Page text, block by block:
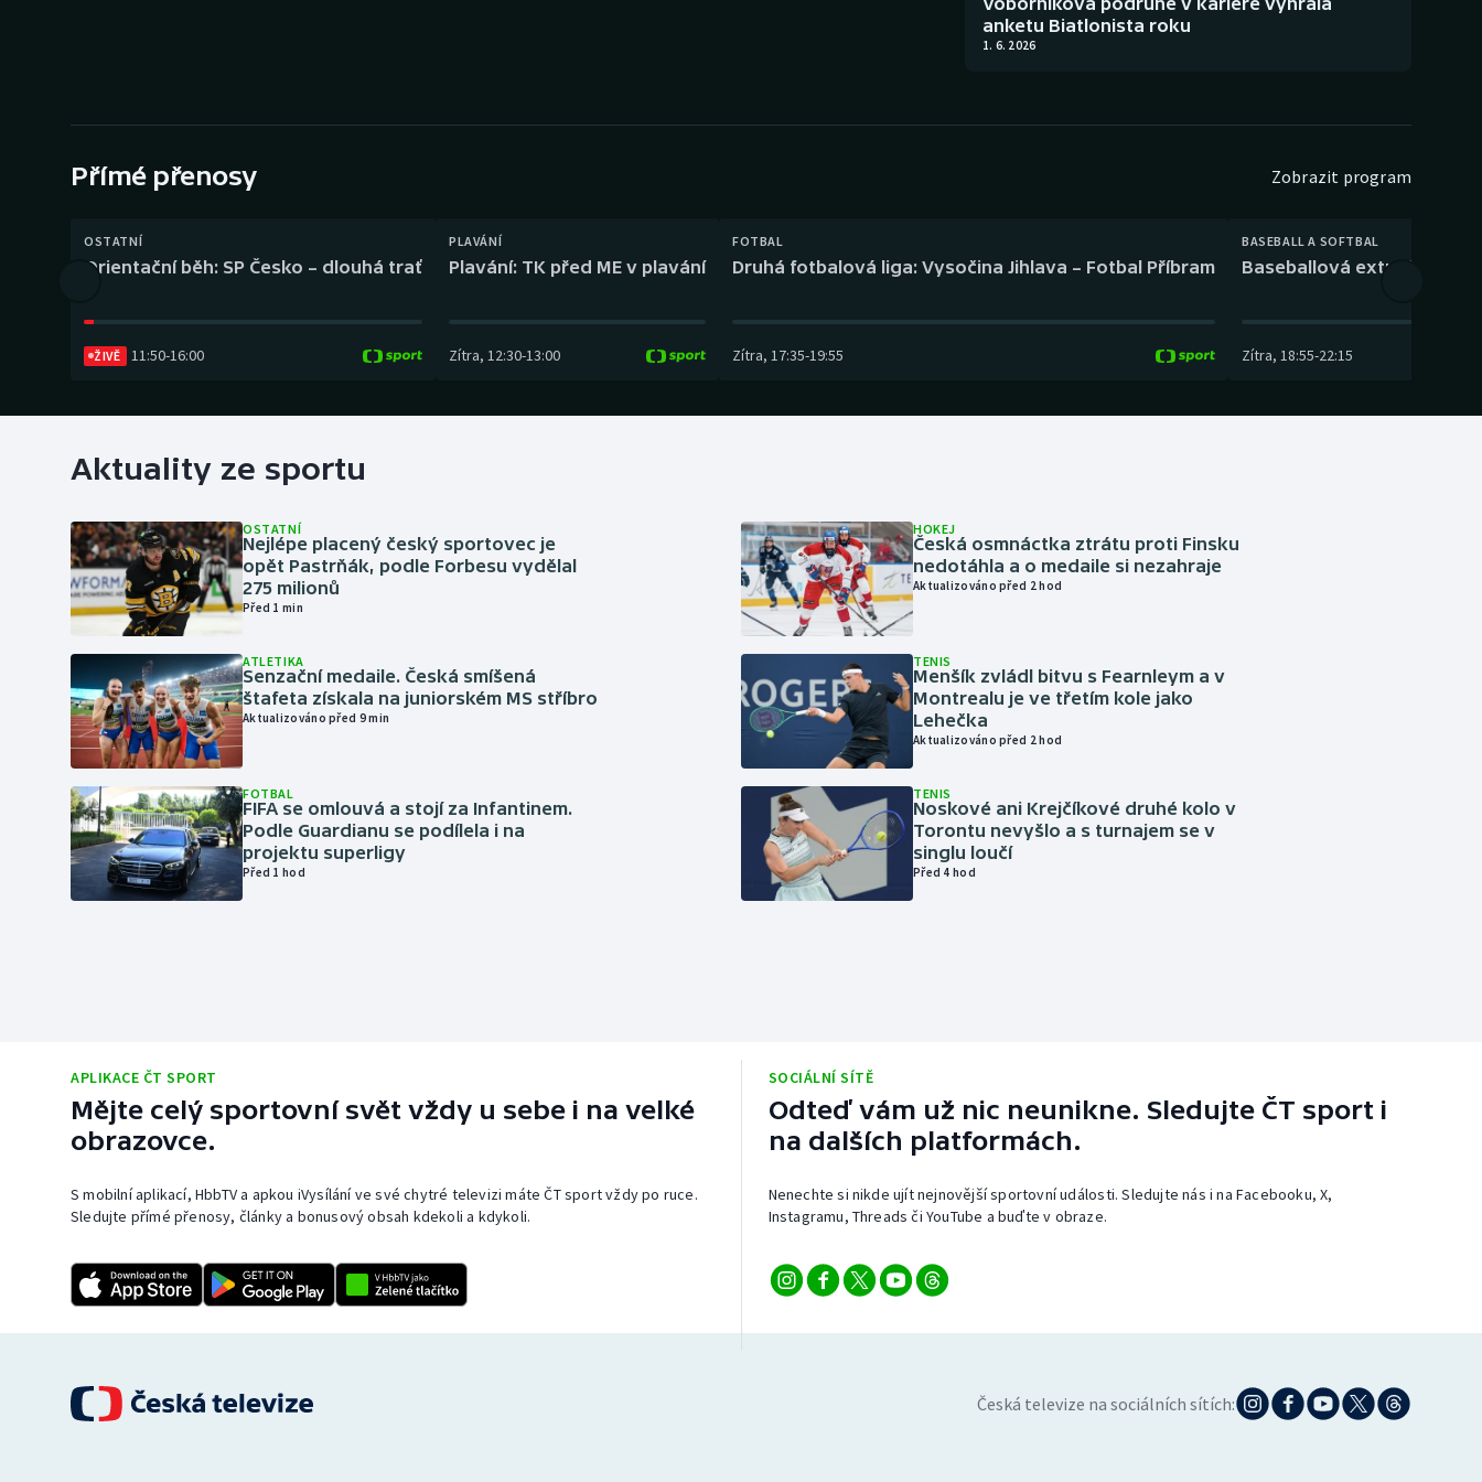
Gymnastika Plážový volejbal
anketu Biatlonista roku
1. 6. 2026
Přímé přenosy Zobrazit program
OSTATNÍ
Orientační běh: SP Česko – dlouhá trať
ŽIVĚ 11:50-16:00
PLAVÁNÍ
Plavání: TK před ME v plavání
Zítra, 12:30-13:00
FOTBAL
Druhá fotbalová liga: Vysočina Jihlava – Fotbal Příbram
Zítra, 17:35-19:55
BASEBALL A SOFTBAL
Baseballová extraliga:
Zítra, 18:55-22:15
Aktuality ze sportu
OSTATNÍ
Nejlépe placený český sportovec je
opět Pastrňák, podle Forbesu vydělal
275 milionů
Před 1 min
ATLETIKA
Senzační medaile. Česká smíšená
štafeta získala na juniorském MS stříbro
Aktualizováno před 9 min
FOTBAL
FIFA se omlouvá a stojí za Infantinem.
Podle Guardianu se podílela i na
projektu superligy
Před 1 hod
HOKEJ
Česká osmnáctka ztrátu proti Finsku
nedotáhla a o medaile si nezahraje
Aktualizováno před 2 hod
TENIS
Menšík zvládl bitvu s Fearnleym a v
Montrealu je ve třetím kole jako
Lehečka
Aktualizováno před 2 hod
TENIS
Noskové ani Krejčíkové druhé kolo v
Torontu nevyšlo a s turnajem se v
singlu loučí
Před 4 hod
APLIKACE ČT SPORT
Mějte celý sportovní svět vždy u sebe i na velké
obrazovce.
S mobilní aplikací, HbbTV a apkou iVysílání ve své chytré televizi máte ČT sport vždy po ruce.
Sledujte přímé přenosy, články a bonusový obsah kdekoli a kdykoli.
SOCIÁLNÍ SÍTĚ
Odteď vám už nic neunikne. Sledujte ČT sport i
na dalších platformách.
Nenechte si nikde ujít nejnovější sportovní události. Sledujte nás i na Facebooku, X,
Instagramu, Threads či YouTube a buďte v obraze.
Česká televize na sociálních sítích: